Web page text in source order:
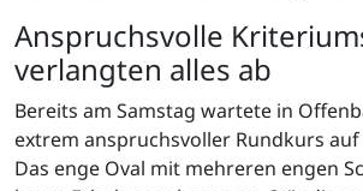
Anspruchsvolle
verlangten alles ab
Bereits am Samstag wartete in
extrem anspruchsvoller Rundkurs
Das enge Oval mit mehreren engen